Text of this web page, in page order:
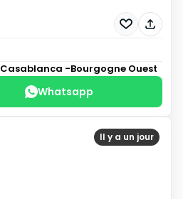
Casablanca -Bourgogne Ouest
Whatsapp
Il y a un jour